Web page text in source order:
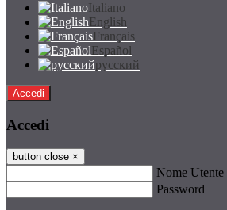
Italiano
English
Français
Español
русский
Accedi
Accedi
button close ×
Nome Utente
Password